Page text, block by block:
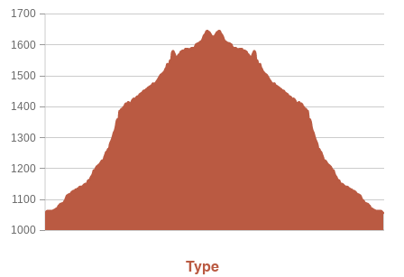
1000
1100
1200
1300
1400
1500
1600
1700
Type